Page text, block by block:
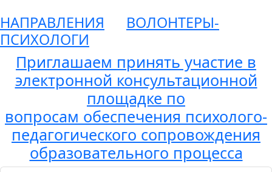
НАПРАВЛЕНИЯ
ВОЛОНТЕРЫ-
ПСИХОЛОГИ
Приглашаем принять участие в
электронной консультационной
площадке по
вопросам обеспечения психолого-
педагогического сопровождения
образовательного процесса